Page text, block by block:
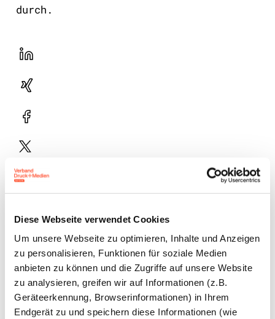
Diese Webseite verwendet Cookies
Um unsere Webseite zu optimieren, Inhalte und Anzeigen
zu personalisieren, Funktionen für soziale Medien
anbieten zu können und die Zugriffe auf unsere Website
zu analysieren, greifen wir auf Informationen (z.B.
Geräteerkennung, Browserinformationen) in Ihrem
Endgerät zu und speichern diese Informationen (wie
durch.
LinekdIn
Xing
Facebook
Plattform
Natives
Sharing
Mail
Drucker
Die Umfrage untersucht unter anderem, wie Druck-